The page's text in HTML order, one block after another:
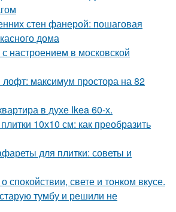
стен фанерой: пошаговая
дома
настроением в московской
максимум простора на 82
в духе Ikea 60-х.
10х10 см: как преобразить
для плитки: советы и
спокойствии, свете и тонком вкусе.
тумбу и решили не